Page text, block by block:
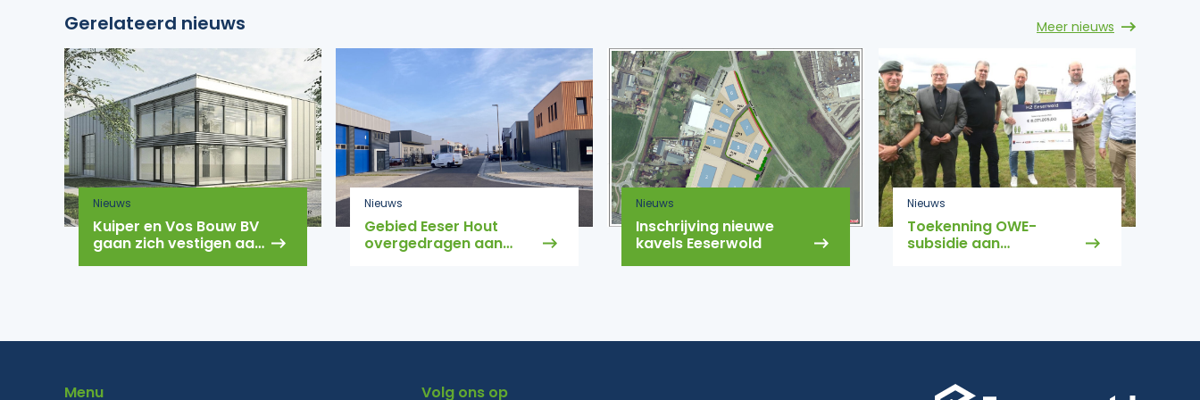
Gerelateerd nieuws Meer nieuws
Nieuws
Kuiper en Vos Bouw BV
gaan zich vestigen aan
Nieuws
Gebied Eeser Hout
overgedragen aan
Nieuws
Inschrijving nieuwe
kavels Eeserwold
Nieuws
Toekenning OWE-
subsidie aan
Menu Volg ons op